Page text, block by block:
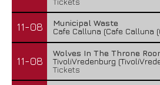
11-08
Municipal Waste
Cafe Calluna (Cafe Calluna
11-08
Wolves In The Throne
TivoliVredenburg
Tickets